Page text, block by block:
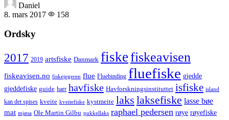
Daniel
8. mars 2017
158
Ordsky
2017 2019 artsfiske Danmark fiskefiskeavisen
fiskeavisen.no fiskejegeren flue Fluebinding fluefiske gjedde
gjeddefiske guide harr havfiske Havforskningsinstituttet isfiske island
kan det spises kveite kveitefiske kystmeite laks laksefiske lasse bøe
mat mjøsa Ole Martin Gilbu pukkellaks raphael pedersen røye røyefiske